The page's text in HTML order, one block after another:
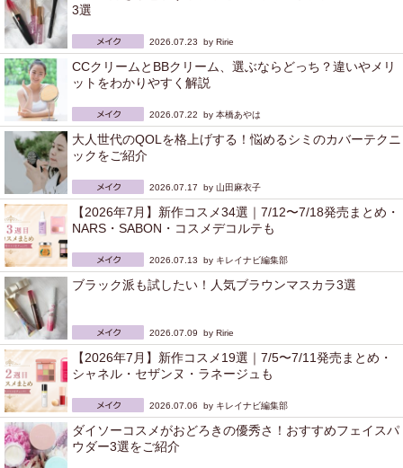
3選
2026.07.23 by Ririe
CCクリームとBBクリーム、選ぶならどっち？違いやメリ
ットをわかりやすく解説
2026.07.22 by 本橋あやは
大人世代のQOLを格上げする！悩めるシミのカバーテクニ
ックをご紹介
2026.07.17 by 山田麻衣子
【2026年7月】新作コスメ34選｜7/12〜7/18発売まとめ・
NARS・SABON・コスメデコルテも
2026.07.13 by キレイナビ編集部
ブラック派も試したい！人気ブラウンマスカラ3選
2026.07.09 by Ririe
【2026年7月】新作コスメ19選｜7/5〜7/11発売まとめ・
シャネル・セザンヌ・ラネージュも
2026.07.06 by キレイナビ編集部
ダイソーコスメがおどろきの優秀さ！おすすめフェイスパ
ウダー3選をご紹介